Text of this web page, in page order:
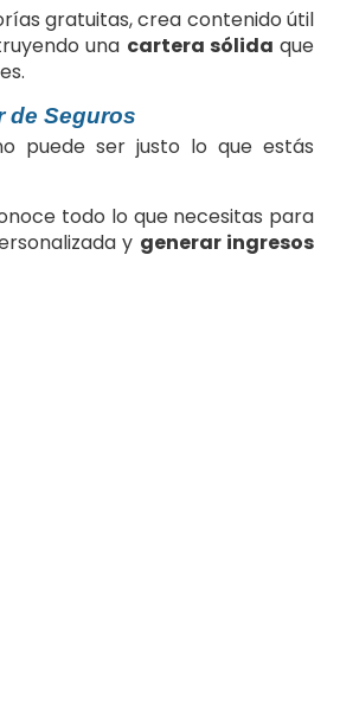
gratuitas, crea contenido útil
una cartera sólida que
de Seguros
puede ser justo lo que estás
todo lo que necesitas para
y generar ingresos